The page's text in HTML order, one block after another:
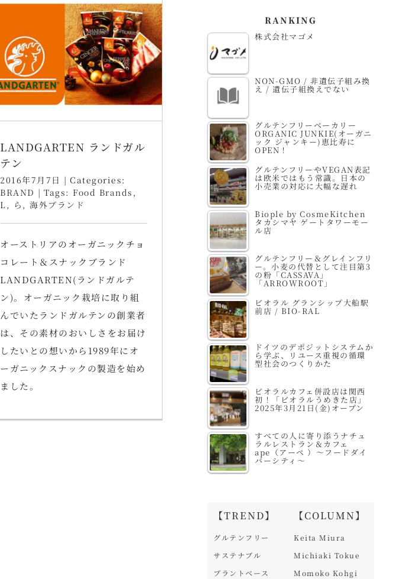
LANDGARTEN ランドガル
テン
2016年7月7日 | Categories:
BRAND | Tags: Food Brands ,
L , ら , 海外ブランド
オーストリアのオーガニックチョ
コレート＆スナックブランド
LANDGARTEN(ランドガルテ
ン)。オーガニック栽培に取り組
んでいたランドガルテンの創業者
は、その素材のおいしさをお届け
したいとの想いから1989年にオ
ーガニックスナックの製造を始め
ました。
RANKING
株式会社マゴメ
NON-GMO / 非遺伝子組み換
え / 遺伝子組換えでない
グルテンフリーベーカリー
ORGANIC JUNKIE(オーガニ
ック ジャンキー)恵比寿に
OPEN！
グルテンフリーやVEGAN表記
は欧米ではもう常識。日本の
小売業の対応に大幅な遅れ
Biople by CosmeKitchen
タカシマヤ ゲートタワーモー
ル店
グルテンフリー＆グレインフリ
ー。小麦の代替として注目第3
の粉「CASSAVA」
「ARROWROOT」
ビオラル グランシップ大船駅
前店 / BIO-RAL
ドイツのデポジットシステムか
ら学ぶ、リユース重視の循環
型社会のつくりかた
ビオラルカフェ併設店は関西
初！「ビオラルうめきた店」
2025年3月21日(金)オープン
すべての人に寄り添うナチュ
ラルレストラン＆カフェ
ape（アーペ ）～フードダイ
バーシティ～
【TREND】
グルテンフリー
サステナブル
プラントベース
【COLUMN】
Keita Miura
Michiaki Tokue
Momoko Kohgi